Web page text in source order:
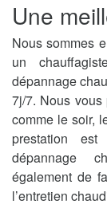
Une
Nous sommes
un
dépannage
7j/7. Nous
comme le soir,
prestation
dépannage
également de
l’entretien